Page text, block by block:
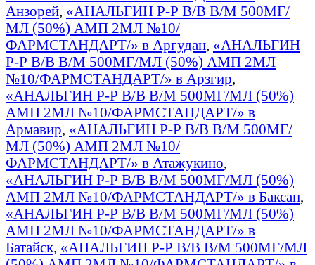
Анзорей, «АНАЛЬГИН Р-Р В/В В/М 500МГ/
МЛ (50%) АМП 2МЛ №10/
ФАРМСТАНДАРТ/» в Аргудан, «АНАЛЬГИН
Р-Р В/В В/М 500МГ/МЛ (50%) АМП 2МЛ
№10/ФАРМСТАНДАРТ/» в Арзгир,
«АНАЛЬГИН Р-Р В/В В/М 500МГ/МЛ (50%)
АМП 2МЛ №10/ФАРМСТАНДАРТ/» в
Армавир, «АНАЛЬГИН Р-Р В/В В/М 500МГ/
МЛ (50%) АМП 2МЛ №10/
ФАРМСТАНДАРТ/» в Атажукино,
«АНАЛЬГИН Р-Р В/В В/М 500МГ/МЛ (50%)
АМП 2МЛ №10/ФАРМСТАНДАРТ/» в Баксан,
«АНАЛЬГИН Р-Р В/В В/М 500МГ/МЛ (50%)
АМП 2МЛ №10/ФАРМСТАНДАРТ/» в
Батайск, «АНАЛЬГИН Р-Р В/В В/М 500МГ/МЛ